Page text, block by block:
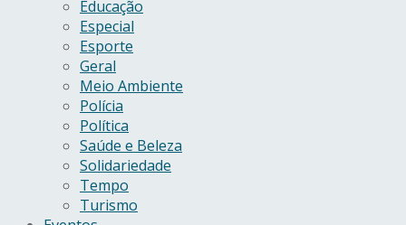
Educação
Especial
Esporte
Geral
Meio Ambiente
Polícia
Política
Saúde e Beleza
Solidariedade
Tempo
Turismo